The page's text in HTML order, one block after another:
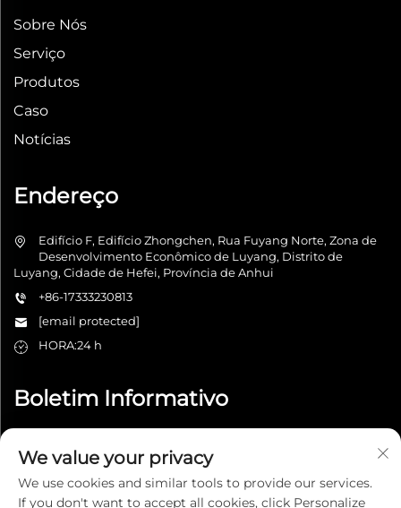
Sobre Nós
Serviço
Produtos
Caso
Notícias
Endereço
Edifício F, Edifício Zhongchen, Rua Fuyang Norte, Zona de
Desenvolvimento Econômico de Luyang, Distrito de
Luyang, Cidade de Hefei, Província de Anhui
+86-17333230813
[email protected]
HORA:24 h
Boletim Informativo
We value your privacy
We use cookies and similar tools to provide our services.
If you don't want to accept all cookies, click Personalize